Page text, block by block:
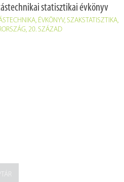
az akkoriban gyorsan fejlődő
területéről, különös tekintettel a
és programozási kérdésekre, valamint az
sokféleségére. A lap nemcsak
statisztikai évkönyv
, ÉVKÖNYV, SZAKSTATISZTIKA,
, 20. SZÁZAD